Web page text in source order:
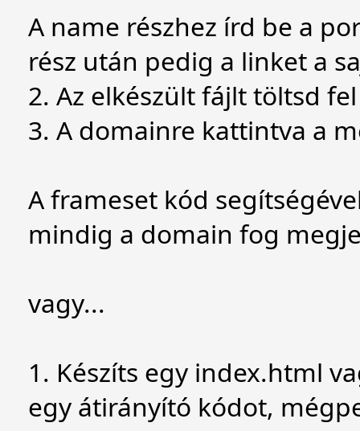
A name részhez írd be a
rész után pedig a linket a
2. Az elkészült fájlt töltsd
3. A domainre kattintva a
A frameset kód
mindig a domain fog
vagy...
1. Készíts egy index.html
egy átirányító kódot,